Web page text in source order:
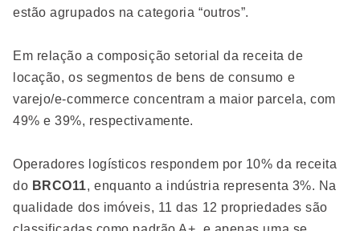
estão agrupados na categoria “outros”.
Em relação a composição setorial da receita de
locação, os segmentos de bens de consumo e
varejo/e-commerce concentram a maior parcela, com
49% e 39%, respectivamente.
Operadores logísticos respondem por 10% da receita
do BRCO11, enquanto a indústria representa 3%. Na
qualidade dos imóveis, 11 das 12 propriedades são